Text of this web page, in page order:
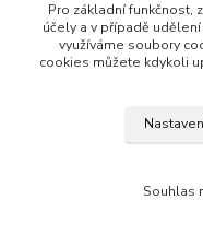
Zboží zařazeno v
Pro základní funkčnost,
účely a v případě
využíváme soubory
cookies můžete kdykoli
Souhlas